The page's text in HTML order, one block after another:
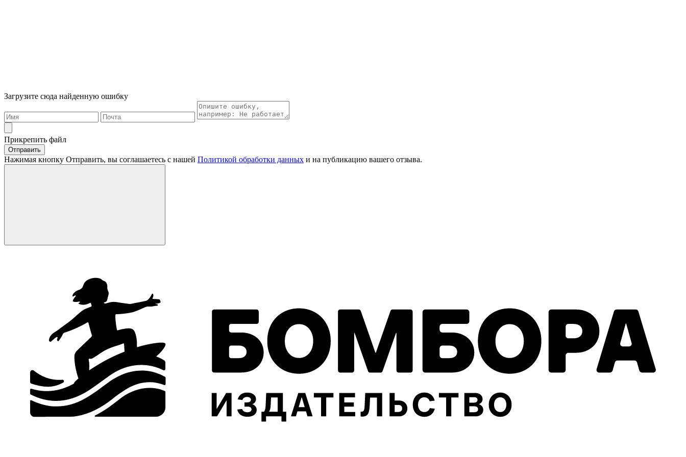
Загрузите сюда найденную ошибку
Прикрепить файл
Отправить
Нажимая кнопку Отправить, вы соглашаетесь с нашей Политикой обработки данных и на публикацию вашего отзыва.